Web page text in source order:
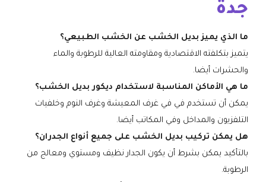
جدة
ما الذي يميز بديل الخشب عن الخشب الطبيعي؟
يتميز بتكلفته الاقتصادية ومقاومته العالية للرطوبة والماء
والحشرات أيضا.
ما هي الأماكن المناسبة لاستخدام ديكور بديل الخشب؟
يمكن أن تستخدم في في غرف المعيشة وغرف النوم وخلفيات
التلفزيون والمداخل وفي المكاتب أيضا.
هل يمكن تركيب بديل الخشب على جميع أنواع الجدران؟
بالتأكيد يمكن بشرط أن يكون الجدار نظيف ومستوي ومعالج من
الرطوبة.